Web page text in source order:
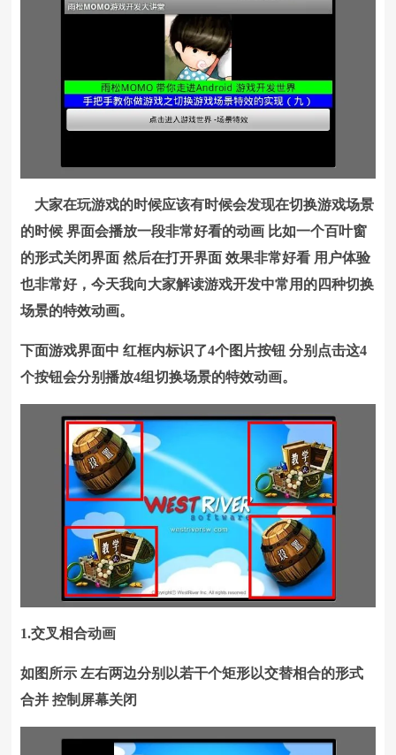
大家在玩游戏的时候应该有时候会发现在切换游戏场景
的时候 界面会播放一段非常好看的动画 比如一个百叶窗
的形式关闭界面 然后在打开界面 效果非常好看 用户体验
也非常好，今天我向大家解读游戏开发中常用的四种切换
场景的特效动画。
下面游戏界面中 红框内标识了4个图片按钮 分别点击这4
个按钮会分别播放4组切换场景的特效动画。
1.交叉相合动画
如图所示 左右两边分别以若干个矩形以交替相合的形式
合并 控制屏幕关闭